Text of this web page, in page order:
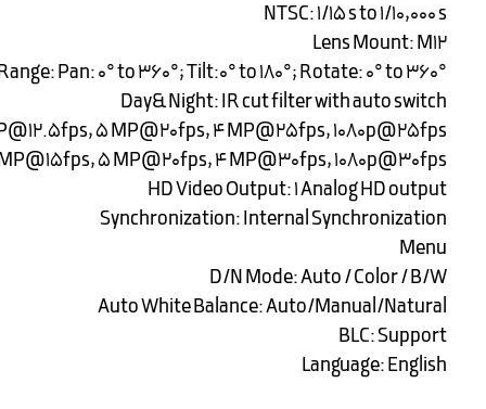
NTSC: 1/15 s to 1/10,000 s
Lens Mount: M12
Pan: 0° to 360°; Tilt:0° to 180°; Rotate: 0° to 360°
Day& Night: IR cut filter with auto switch
5 MP@20fps, 4 MP@25fps, 1080p@25fps
5 MP@20fps, 4 MP@30fps, 1080p@30fps
HD Video Output: 1 Analog HD output
Synchronization: Internal Synchronization
Menu
D/N Mode: Auto / Color / B/W
Auto White Balance: Auto/Manual/Natural
BLC: Support
Language: English